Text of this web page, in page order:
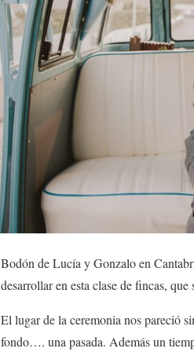
Bodón de Lucía y Gonzalo en
desarrollar en esta clase de fincas,
El lugar de la ceremonia nos pareció
fondo…. una pasada. Además un